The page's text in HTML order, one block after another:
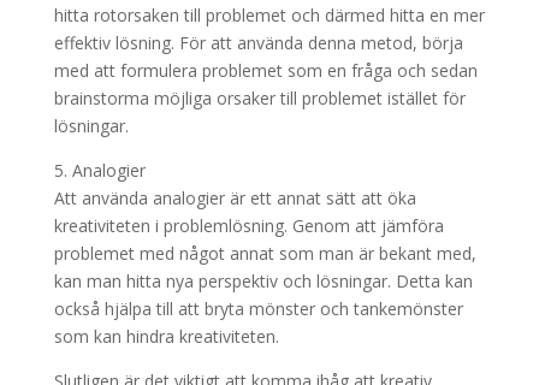
hitta rotorsaken till problemet och därmed hitta en mer
effektiv lösning. För att använda denna metod, börja
med att formulera problemet som en fråga och sedan
brainstorma möjliga orsaker till problemet istället för
lösningar.
5. Analogier
Att använda analogier är ett annat sätt att öka
kreativiteten i problemlösning. Genom att jämföra
problemet med något annat som man är bekant med,
kan man hitta nya perspektiv och lösningar. Detta kan
också hjälpa till att bryta mönster och tankemönster
som kan hindra kreativiteten.